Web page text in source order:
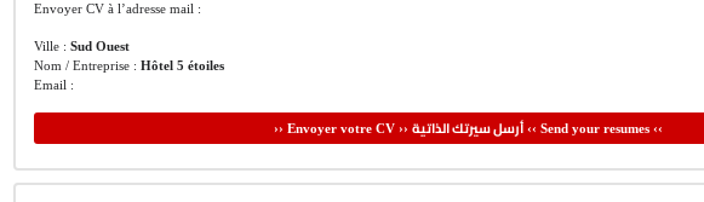
Envoyer CV à l’adresse mail :
Ville : Sud Ouest
Nom / Entreprise : Hôtel 5 étoiles
Email :
›› Envoyer votre CV ›› أرسل سيرتك الذاتية‹‹ Send your resumes ‹‹